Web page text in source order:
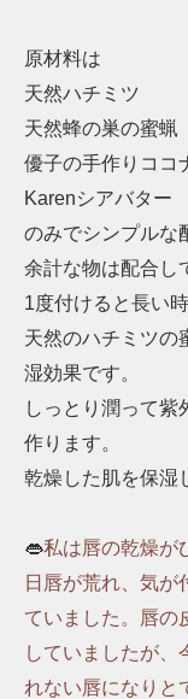
原材料は
天然ハチミツ
天然蜂の巣の蜜蝋
優子の手作りココ
Karenシアバター
のみでシンプルな
余計な物は配合し
1度付けると長い
天然のハチミツの
湿効果で​す。
しっとり潤って紫
作ります。
乾燥した肌を保湿
👄私は唇の乾燥が
日唇が荒れ、 気が
ていました。唇の
していましたが、
れない唇になりと